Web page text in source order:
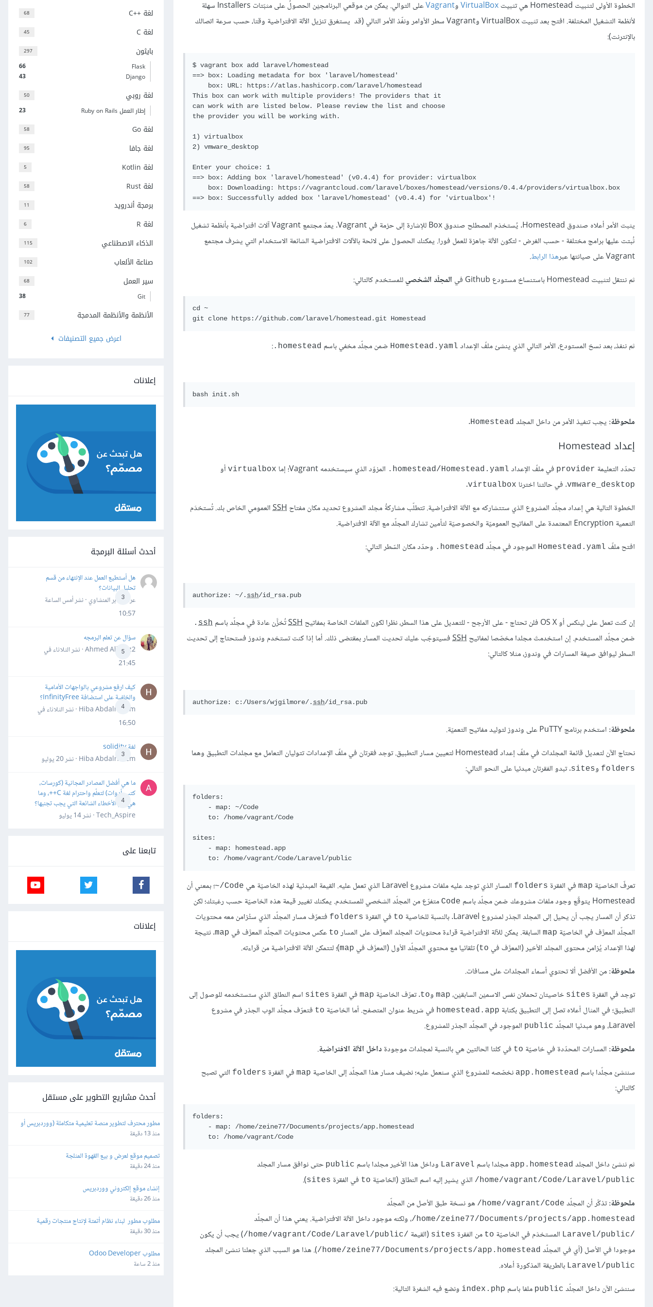
الخطوة الأولى لتثبيت Homestead هي تثبيت VirtualBoxوVagrant
على التوالي. يمكن من موقعي البرنامجيْن الحصولُ على مثبّتات Installers سهلة
لأنظمة التشغيل المختلفة. افتح بعد تثبيت VirtualBox وVagrant سطر الأوامر ونفّذ الأمر التالي (قد يستغرق تنزيل الآلة الافتراضية وقتا، حسب سرعة اتصالك
بالإنترنت):
$ vagrant box add laravel/homestead
==> box: Loading metadata for box 'laravel/homestead'
    box: URL: https://atlas.hashicorp.com/laravel/homestead
This box can work with multiple providers! The providers that it
can work with are listed below. Please review the list and choose
the provider you will be working with.
1) virtualbox
2) vmware_desktop
Enter your choice: 1
==> box: Adding box 'laravel/homestead' (v0.4.4) for provider: virtualbox
    box: Downloading: https://vagrantcloud.com/laravel/boxes/homestead/versions/0.4.4/providers/virtualbox.box
==> box: Successfully added box 'laravel/homestead' (v0.4.4) for 'virtualbox'!
يثبت الأمر أعلاه صندوق Homestead. يُستخدَم المصطلح صندوق Box للإشارة إلى حزمة في Vagrant. يعدّ مجتمع Vagrant آلات افتراضية بأنظمة تشغيل
ثُبتت عليها برامج مختلفة - حسب الغرض - لتكون الآلة جاهزة للعمل فورا. يمكنك الحصول على لائحة بالآلات الافتراضية الشائعة الاستخدام التي يشرف مجتمع
Vagrant على صيانتها عبر
هذا الرابط.
ثم ننتقل لتثبيت Homestead باستنساخ مستودع Github في
المجلّد الشخصيللمستخدم كالتالي:
cd ~
git clone https://github.com/laravel/homestead.git Homestead
ثم ننفذ، بعد نسخ المستودع، الأمر التالي الذي ينشئ ملفّ الإعداد Homestead.yaml ضمن مجلّد مخفي باسم homestead.
:
ملحوظة: يجب تنفيذ الأمر من داخل المجلد Homestead
.
إعداد Homestead
تحدّد التعليمة provider في ملفّ الإعداد homestead/Homestead.yaml. المزوّد الذي سيستخدمه Vagrant؛ إما virtualbox أو
vmware_desktop. في حالتنا اخترنا virtualbox
.
الخطوة التالية هي إعداد مجلّد المشروع الذي ستتشاركه مع الآلة الافتراضية. تتطلّب مشاركةُ مجلد المشروع تحديد مكان مفتاح SSHالعمومي الخاص بك. تُستخدَم
التعمية Encryption المعتمدة على المفاتيح العموميّة والخصوصيّة لتأمين تشارك المجلّد مع الآلة الافتراضية.
افتح ملفّ Homestead.yaml الموجود في مجلّد homestead. وحدّد مكان السّطر التالي:
authorize: ~/. ssh
إن كنت تعمل على لينكس أو OS X فلن تحتاج - على الأرجح - للتعديل على هذا السطر، نظرا لكون الملفات الخاصة بمفاتيح SSHتُخزَّن عادة في مجلّد باسم ssh
.
ضمن مجلّد المستخدم. إن استخدمتَ مجلدا مخصّصا لمفاتيح SSHفسيتوجّب عليك تحديث المسار بمقتضى ذلك. أما إذا كنت تستخدم وندوز فستحتاج إلى تحديث
السطر ليوافق صيغة المسارات في وندوز، مثلا كالتالي:
authorize: c:/Users/wjgilmore/. ssh
ملحوظة: استخدم برنامج PuTTY على وندوز لتوليد مفاتيح التعميّة.
نحتاج الآن لتعديل قائمة المجلدات في ملفّ إعداد Homestead لتعيين مسار التطبيق. توجد فقرتان في ملفّ الإعدادات تتوليان التعامل مع مجلدات التطبيق وهما
folders وsites. تبدو الفقرتان مبدئيا على النحو التالي:
folders:
    - map: ~/Code
    to: /home/vagrant/Code
sites:
    - map: homestead.app
    to: /home/vagrant/Code/Laravel/public
تعرفّ الخاصيّة map في الفقرة folders المسار الذي توجد عليه ملفات مشروع Laravel الذي تعمل عليه. القيمة المبدئية لهذه الخاصيّة هي Code/~
؛ بمعني أن
Homestead يتوقّع وجود ملفات مشروعك ضمن مجلّد باسم
Code متفرّع من المجلّد الشخصي للمستخدم. يمكنك تغيير قيمة هذه الخاصيّة حسب رغبتك؛ لكن
تذكر أن المسار يجب أن يحيل إلى المجلد الجذر لمشروع Laravel. بالنسبة للخاصية
to في الفقرة folders فتعرّف مسار المجلّد الذي ستُزامن معه محتويات
المجلّد المعرَّف في الخاصيّة map السابقة. يمكن للآلة الافتراضية قراءة محتويات المجلد المعرَّف على المسار to عكس محتويات المجلّد المعرَّف في map. نتيجة
لهذا الإعداد يُزامن محتوى المجلد الأخير (المعرَّف في to) تلقائيا مع محتوي المجلّد الأول (المعرَّف في map)؛ لتتمكن الآلة الافتراضية من قراءته.
ملحوظة:من الأفضل ألا تحتوي أسماء المجلدات على مسافات.
توجد في الفقرة sites خاصيتان تحملان نفس الاسميْن السابقيْن، map وto. تعرّف الخاصيّة map في الفقرة sites اسم النطاق الذي ستستخدمه للوصول إلى
التطبيق؛ في المثال أعلاه تصل إلى التطبيق بكتابة homestead.app في شريط عنوان المتصفح. أما الخاصيّة to فتعرّف مجلّد الوِب الجذر في مشروع
Laravel، وهو مبدئيا المجلّد
public الموجود في المجلّد الجذر للمشروع.
ملحوظة: المسارات المحدّدة في خاصيّة to في كلتا الحالتين هي بالنسبة لمجلدات موجودةداخل الآلة الافتراضية.
سننشئ مجلّدا باسم app.homestead نخصّصه للمشروع الذي سنعمل عليه؛ نضيف مسار هذا المجلّد إلى الخاصية map في الفقرة folders التي تصبح
كالتالي:
folders:
    - map: /home/zeine77/Documents/projects/app.homestead
    to: /home/vagrant/Code
ثم ننشئ داخل المجلد app.homestead مجلدا باسم Laravel وداخل هذا الأخير مجلدا باسم public حتى نوافق مسار المجلد
home/vagrant/Code/Laravel/public/ الذي يشير إليه اسم النطاق (الخاصيّة to في الفقرة sites
).
ملحوظة:تذكّر أن المجلّد home/vagrant/Code/ هو نسخة طبق الأصل من المجلّد
home/zeine77/Documents/projects/app.homestead/ ، ولكنه موجود داخل الآلة الافتراضية. يعني هذا أن المجلّد
/Laravel/public المستخدَم في الخاصيّة to من الفقرة sites (القيمة /home/vagrant/Code/Laravel/public/
) يجب أن يكون
موجودا في الأصل (أي في المجلّد home/zeine77/Documents/projects/app.homestead/ ). هذا هو السبب الذي جعلنا ننشئ المجلد
Laravel/public بالطريقة المذكورة أعلاه.
سننشئ الآن داخل المجلّد public ملفا باسم index.php ونضع فيه الشفرة التالية:
68 لغة C++‎
45 لغة C
297 بايثون
66
Flask
43
Django
50 لغة روبي
23 إطار العمل Ruby on Rails
58 لغة Go
95 لغة جافا
5 لغة Kotlin
58 لغة Rust
11 برمجة أندرويد
6 لغة R
115 الذكاء الاصطناعي
102 صناعة الألعاب
68 سير العمل
38 Git
77
الأنظمة والأنظمة المدمجة
اعرض جميع التصنيفات
إعلانات
أحدث أسئلة البرمجة
3
هل أستطيع العمل عند الإنتهاء من قسم
تحليل البيانات؟
عرفه جابر المنشاوي · نشرأمس الساعة
10:57
5
سؤال عن تعلم البرمجه
Ahmed Alhafiz2 · نشر
الثلاثاء في
21:45
4
كيف ارفع مشروعي بالواجهات الأمامية
والخلفية على استضافة InfinityFree؟
Hiba Abdalrheem · نشر
الثلاثاء في
16:50
3
لغة solidity
Hiba Abdalrheem · نشر
20 يوليو
4
ما هي أفضل المصادر المجانية (كورسات،
كتب، أدوات) لتعلّم واحترام لغة C++، وما
هي أهم الأخطاء الشائعة التي يجب تجنبها؟
Tech_Aspire · نشر
14 يوليو
تابعنا على
إعلانات
أحدث مشاريع التطوير على مستقل
برمجة خاصة)
منذ 13 دقيقة
تصميم موقع لعرض و بيع القهوة المثلجة
منذ 24 دقيقة
إنشاء موقع إلكتروني ووردبريس
منذ 26 دقيقة
مطلوب مطور  لبناء نظام أتمتة لإنتاج منتجات رقمية
منذ 30 دقيقة
مطلوب Odoo Developer
منذ 2 ساعة